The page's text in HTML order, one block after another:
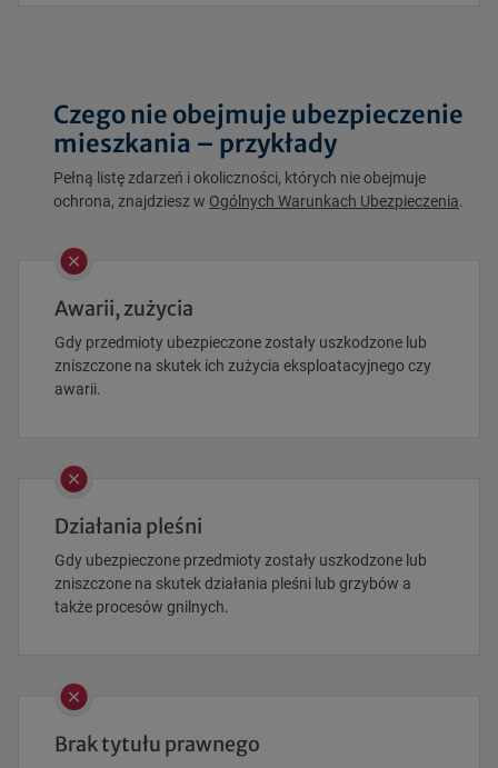
Czego nie obejmuje ubezpieczenie
mieszkania – przykłady
Pełną listę zdarzeń i okoliczności, których nie obejmuje
ochrona, znajdziesz w Ogólnych Warunkach Ubezpieczenia.
Awarii, zużycia
Gdy przedmioty ubezpieczone zostały uszkodzone lub
zniszczone na skutek ich zużycia eksploatacyjnego czy
awarii.
Działania pleśni
Gdy ubezpieczone przedmioty zostały uszkodzone lub
zniszczone na skutek działania pleśni lub grzybów a
także procesów gnilnych.
Brak tytułu prawnego